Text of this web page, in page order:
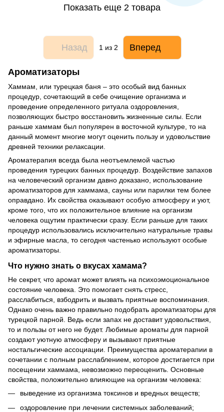
Показать еще 2 товара
Назад 1 из 2 Вперед
Ароматизаторы
Хаммам, или турецкая баня – это особый вид банных
процедур, сочетающий в себе очищение организма и
проведение определенного ритуала оздоровления,
позволяющих быстро восстановить жизненные силы. Если
раньше хаммам был популярен в восточной культуре, то на
данный момент многие могут оценить пользу и удовольствие
древней техники релаксации.
Ароматерапия всегда была неотъемлемой частью
проведения турецких банных процедур. Воздействие запахов
на человеческий организм давно доказано, использование
ароматизаторов для хаммама, сауны или парилки тем более
оправдано. Их свойства оказывают особую атмосферу и уют,
кроме того, что их положительное влияние на организм
человека ощутим практически сразу. Если раньше для таких
процедур использовались исключительно натуральные травы
и эфирные масла, то сегодня частенько используют особые
ароматизаторы.
Что нужно знать о вкусах хамама?
Не секрет, что аромат может влиять на психоэмоциональное
состояние человека. Это помогает снять стресс,
расслабиться, взбодрить и вызвать приятные воспоминания.
Однако очень важно правильно подобрать ароматизаторы для
турецкой парной. Ведь если запах не доставит удовольствия,
то и пользы от него не будет. Любимые ароматы для парной
создают уютную атмосферу и вызывают приятные
ностальгические ассоциации. Преимущества ароматерапии в
сочетании с полным расслаблением, которое достигается при
посещении хаммама, невозможно переоценить. Основные
свойства, положительно влияющие на организм человека:
выведение из организма токсинов и вредных веществ;
оздоровление при лечении системных заболеваний;